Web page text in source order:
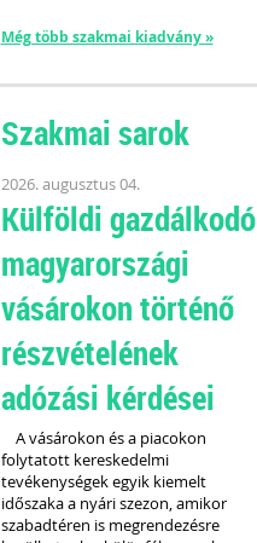
Még több szakmai kiadvány »
Szakmai sarok
2026. augusztus 04.
Külföldi gazdálkodó
magyarországi
vásárokon történő
részvételének
adózási kérdései
A vásárokon és a piacokon
folytatott kereskedelmi
tevékenységek egyik kiemelt
időszaka a nyári szezon, amikor
szabadtéren is megrendezésre